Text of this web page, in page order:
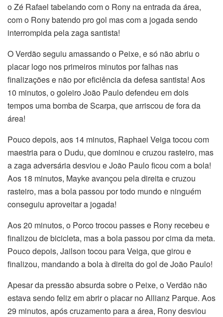
o Zé Rafael tabelando com o Rony na entrada da área,
com o Rony batendo pro gol mas com a jogada sendo
interrompida pela zaga santista!
O Verdão seguiu amassando o Peixe, e só não abriu o
placar logo nos primeiros minutos por falhas nas
finalizações e não por eficiência da defesa santista! Aos
10 minutos, o goleiro João Paulo defendeu em dois
tempos uma bomba de Scarpa, que arriscou de fora da
área!
Pouco depois, aos 14 minutos, Raphael Veiga tocou com
maestria para o Dudu, que dominou e cruzou rasteiro, mas
a zaga adversária desviou e João Paulo ficou com a bola!
Aos 18 minutos, Mayke avançou pela direita e cruzou
rasteiro, mas a bola passou por todo mundo e ninguém
conseguiu aproveitar a jogada!
Aos 20 minutos, o Porco trocou passes e Rony recebeu e
finalizou de bicicleta, mas a bola passou por cima da meta.
Pouco depois, Jailson tocou para Veiga, que girou e
finalizou, mandando a bola à direita do gol de João Paulo!
Apesar da pressão absurda sobre o Peixe, o Verdão não
estava sendo feliz em abrir o placar no Allianz Parque. Aos
29 minutos, após cruzamento para a área, Rony desviou